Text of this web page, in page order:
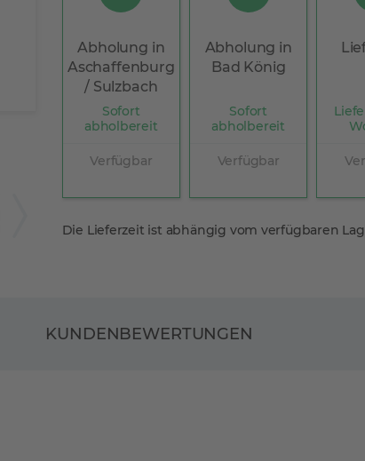
Abholung in
Aschaffenburg
/ Sulzbach
Sofort
abholbereit
Verfügbar
Abholung in
Bad König
Sofort
abholbereit
Verfügbar
Die Lieferzeit ist abhängig vom verfügbaren
KUNDENBEWERTUNGEN